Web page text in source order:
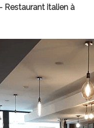
Restaurant italien à